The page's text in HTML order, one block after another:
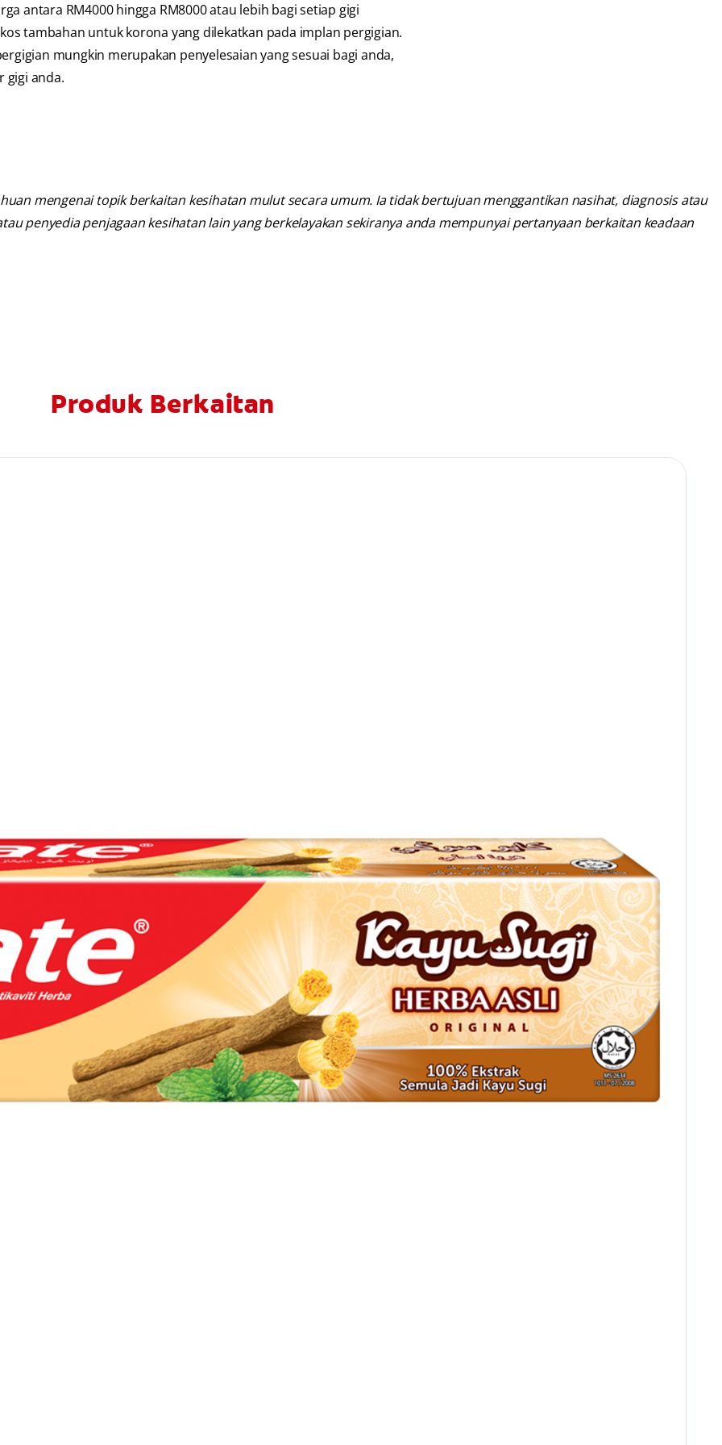
antara RM4000 hingga RM8000 atau lebih bagi setiap gigi
tambahan untuk korona yang dilekatkan pada implan pergigian.
mungkin merupakan penyelesaian yang sesuai bagi anda,
gigi anda.
mengenai topik berkaitan kesihatan mulut secara umum. Ia tidak bertujuan menggantikan nasihat, diagnosis atau
penyedia penjagaan kesihatan lain yang berkelayakan sekiranya anda mempunyai pertanyaan berkaitan keadaan
Produk Berkaitan